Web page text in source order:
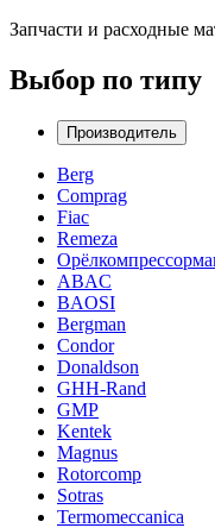
Запчасти и расходные
Выбор по типу
Производитель
Berg
Comprag
Fiac
Remeza
ABAC
BAOSI
Bergman
Condor
Donaldson
GHH-Rand
GMP
Kentek
Magnus
Rotorcomp
Sotras
Termomeccanica